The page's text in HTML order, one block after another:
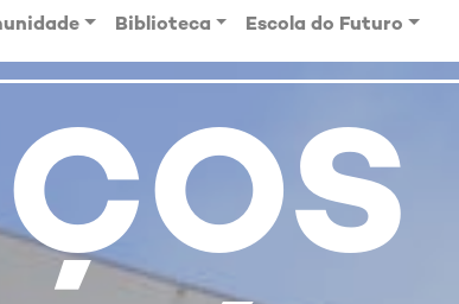
Biblioteca Escola do Futuro